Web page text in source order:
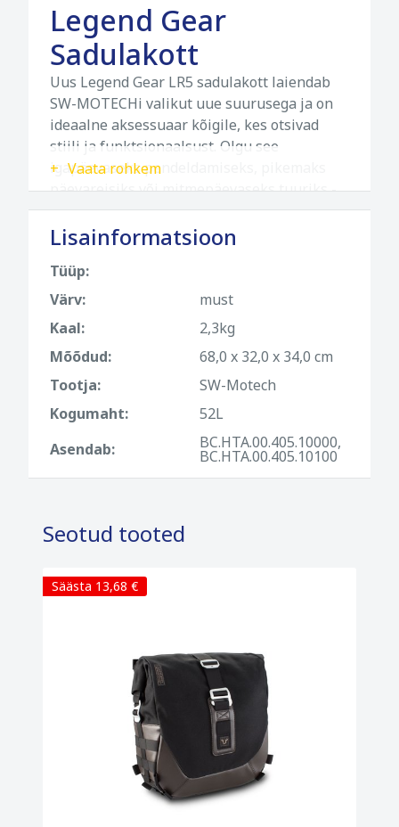
Legend Gear
Sadulakott
Uus Legend Gear LR5 sadulakott laiendab
SW-MOTECHi valikut uue suurusega ja on
ideaalne aksessuaar kõigile, kes otsivad
stiili ja funktsionaalsust. Olgu see
igapäevaseks pendeldamiseks, pikemaks
päevareisiks või mitmepäevaseks tuuriks -
LR4 pakub palju hoiuruumi, jäädes samas
piisavalt kompaktseks, et sobida
universaalsele kujule, millel on kergelt
kaardus põhi, sobib see paljudele
mootorratastele.
Pagas on nüüd klassikalise musta disainiga,
diskreetse välimusega, äärmiselt vastupidav
ja samas meeldivalt pehme – ideaalne
kõigile, kes hindavad stiili ja vastupidavust.
Uued sadulakotid on valmistatud
vastupidavast polüesterkangast, mis
säilitab loodusliku puuvillase iseloomu.
tänu sisemisele PU-kattele ka veekindel.
Ruumikad ja hõlpsasti ligipääsetavad
välistaskud, kaetud tõmblukkudega
Libisemiskindel materjal alumisel küljel
Valmistatud vastupidavast ja UV-kindlast
Eco-Tech polüestrist, millel on veekindel
Vaata rohkem
Lisainformatsioon
Tüüp:
Värv:
must
Kaal:
2,3kg
Mõõdud:
68,0 x 32,0 x 34,0 cm
Tootja:
SW-Motech
Kogumaht:
52L
Asendab:
BC.HTA.00.405.10000,
BC.HTA.00.405.10100
Seotud tooted
Säästa 13,68 €